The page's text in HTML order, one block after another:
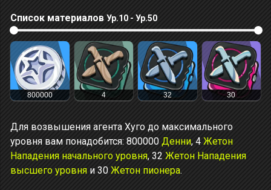
Список материалов Ур.10 - Ур.50
800000 4 32 30
Для возвышения агента Хуго до максимального
уровня вам понадобится: 800000 Денни, 4 Жетон
Нападения начального уровня, 32 Жетон Нападения
высшего уровня и 30 Жетон пионера.